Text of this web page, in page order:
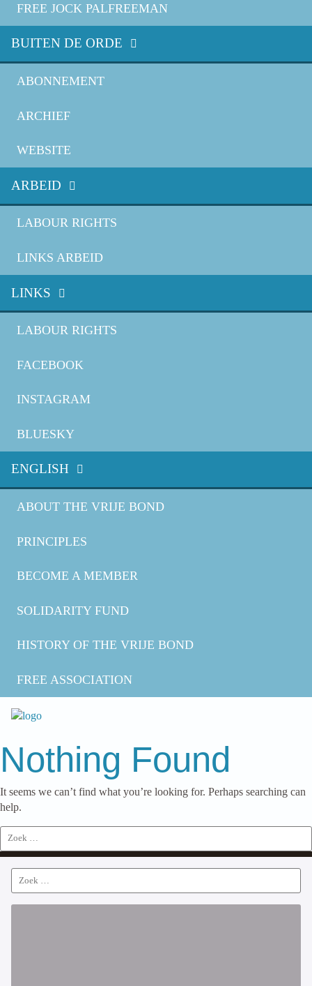
FREE JOCK PALFREEMAN
BUITEN DE ORDE
ABONNEMENT
ARCHIEF
WEBSITE
ARBEID
LABOUR RIGHTS
LINKS ARBEID
LINKS
LABOUR RIGHTS
FACEBOOK
INSTAGRAM
BLUESKY
ENGLISH
ABOUT THE VRIJE BOND
PRINCIPLES
BECOME A MEMBER
SOLIDARITY FUND
HISTORY OF THE VRIJE BOND
FREE ASSOCIATION
Nothing Found
It seems we can’t find what you’re looking for. Perhaps searching can
help.
Search
for:
Search
for: